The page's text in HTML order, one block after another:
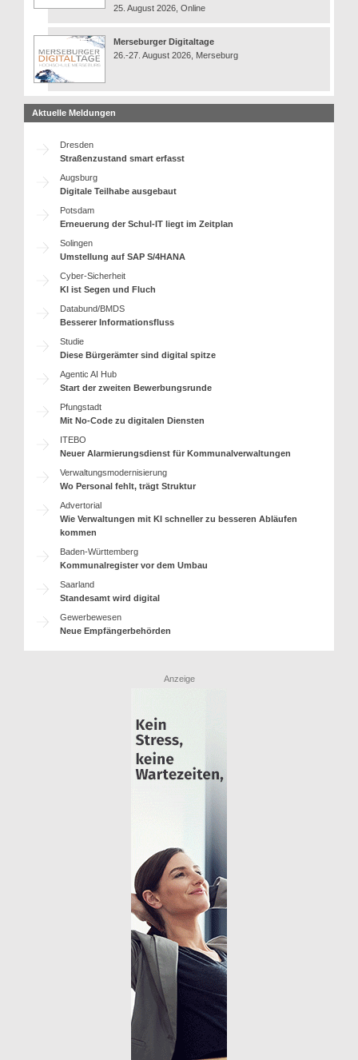
25. August 2026, Online
Merseburger Digitaltage
26.-27. August 2026, Merseburg
Aktuelle Meldungen
Dresden
Straßenzustand smart erfasst
Augsburg
Digitale Teilhabe ausgebaut
Potsdam
Erneuerung der Schul-IT liegt im Zeitplan
Solingen
Umstellung auf SAP S/4HANA
Cyber-Sicherheit
KI ist Segen und Fluch
Databund/BMDS
Besserer Informationsfluss
Studie
Diese Bürgerämter sind digital spitze
Agentic AI Hub
Start der zweiten Bewerbungsrunde
Pfungstadt
Mit No-Code zu digitalen Diensten
ITEBO
Neuer Alarmierungsdienst für Kommunalverwaltungen
Verwaltungsmodernisierung
Wo Personal fehlt, trägt Struktur
Advertorial
Wie Verwaltungen mit KI schneller zu besseren Abläufen
kommen
Baden-Württemberg
Kommunalregister vor dem Umbau
Saarland
Standesamt wird digital
Gewerbewesen
Neue Empfängerbehörden
Anzeige